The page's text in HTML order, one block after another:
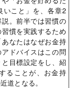
いこと」を、各章2
。前半では習慣の
慣を実践するため
なたはなぜお金持
ドバイスはこの問
目標設定をし、紹
ることが、お金持
道となる。